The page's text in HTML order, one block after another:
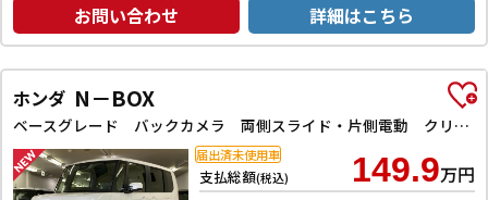
お問い合わせ 詳細はこちら
ホンダ N－BOX
ベースグレード バックカメラ 両側スライド・片側電動 クリアランスソナー オートクルーズコントロール レーンアシスト 衝突被害軽減システム オートライト LEDヘッドランプ スマートキー アイドリングストップ
支払総額(税込) 149.9万円
届出済未使用車